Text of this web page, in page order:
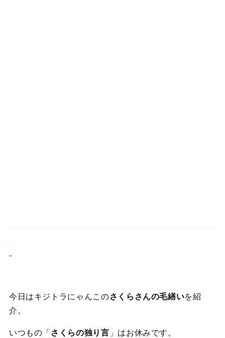
今日はキジトラにゃんこのさくらさんの毛繕いを紹
介。
いつもの「 さくらの独り言 」はお休みです。